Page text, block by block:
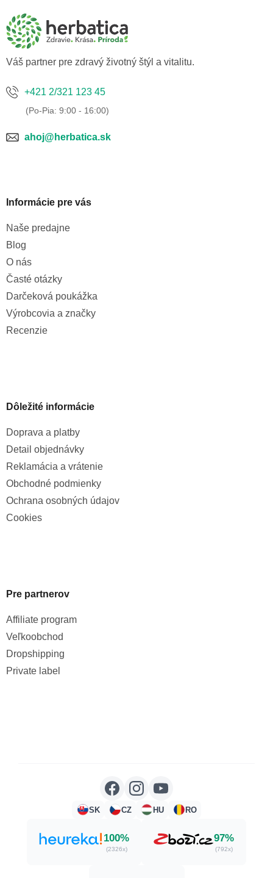
Váš partner pre zdravý životný štýl a vitalitu.
+421 2/321 123 45
ahoj@herbatica.sk
Informácie pre vás
Naše predajne
Blog
O nás
Časté otázky
Darčeková poukážka
Výrobcovia a značky
Recenzie
Dôležité informácie
Doprava a platby
Detail objednávky
Reklamácia a vrátenie
Obchodné podmienky
Ochrana osobných údajov
Cookies
Pre partnerov
Affiliate program
Veľkoobchod
Dropshipping
Private label
SK CZ HU RO
100%
(2326x)
97%
(792x)